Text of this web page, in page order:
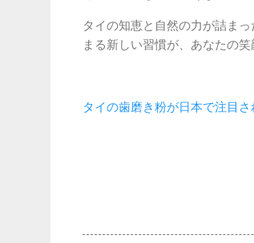
タイの知恵と自然の力が詰ま
まる新しい習慣が、あなたの
タイの歯磨き粉が日本で注目